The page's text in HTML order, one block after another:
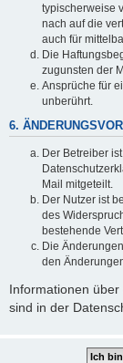
typischerweise
nach auf die
auch für
Die
zugunsten der
Ansprüche für
unberührt.
6.
Der Betreiber
Mail mitgeteilt.
Der Nutzer ist
des
bestehende
Die
den
Informationen
sind in der